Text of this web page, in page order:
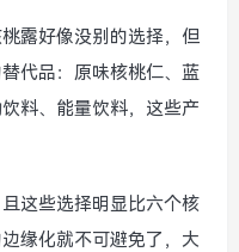
露好像没别的选择，但
代品：原味核桃仁、蓝
料、能量饮料，这些产
这些选择明显比六个核
缘化就不可避免了，大